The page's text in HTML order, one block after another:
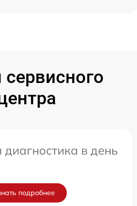
диагностика в день
подробнее